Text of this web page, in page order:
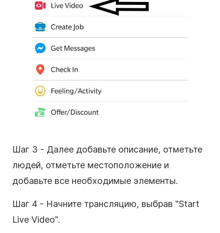
Шаг 3 - Далее добавьте описание, отметьте
людей, отметьте местоположение и
добавьте все необходимые элементы.
Шаг 4 - Начните трансляцию, выбрав "Start
Live Video".